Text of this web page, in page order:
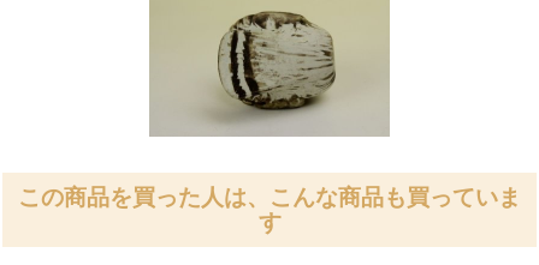
この商品を買った人は、こんな商品も買っていま
す